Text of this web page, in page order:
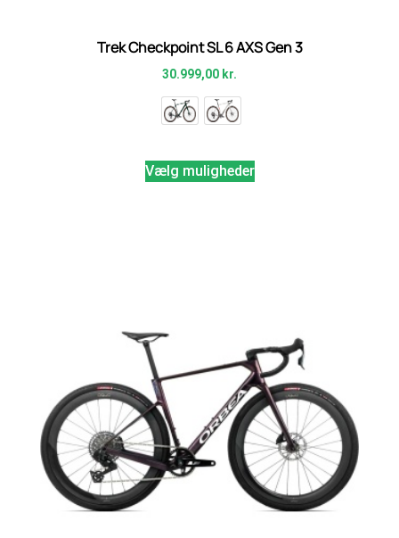
Trek Checkpoint SL 6 AXS Gen 3
30.999,00 kr.
Vælg muligheder